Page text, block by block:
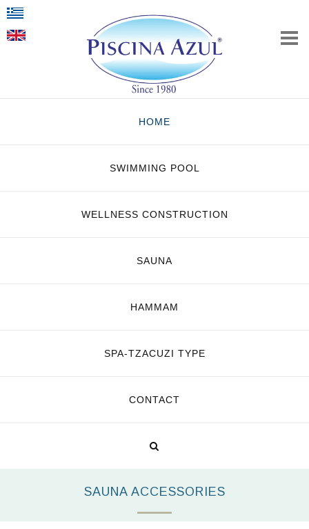
HOME
SWIMMING POOL
WELLNESS CONSTRUCTION
SAUNA
HAMMAM
SPA-TZACUZI TYPE
CONTACT
SAUNA ACCESSORIES